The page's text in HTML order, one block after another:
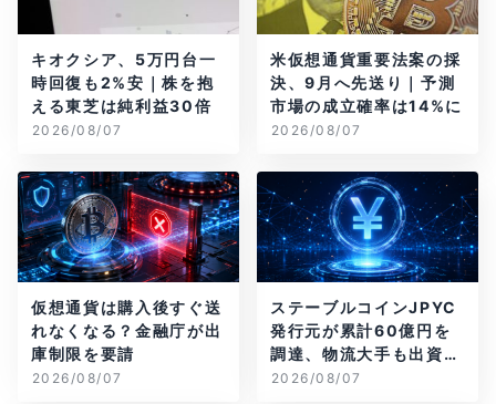
キオクシア、5万円台一
時回復も2%安｜株を抱
える東芝は純利益30倍
2026/08/07
米仮想通貨重要法案の採
決、9月へ先送り｜予測
市場の成立確率は14%に
2026/08/07
仮想通貨は購入後すぐ送
れなくなる？金融庁が出
庫制限を要請
2026/08/07
ステーブルコインJPYC
発行元が累計60億円を
調達、物流大手も出資参
画
2026/08/07